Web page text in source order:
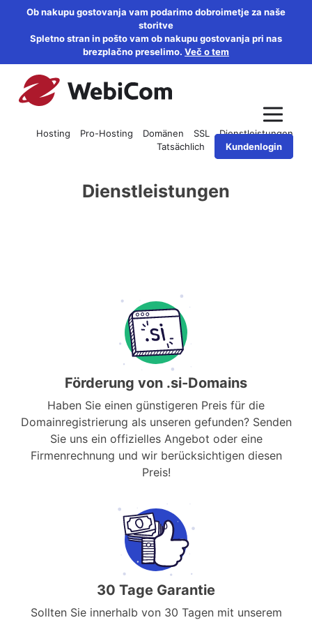
Ob nakupu gostovanja vam podarimo dobroimetje za naše
storitve
Spletno stran in pošto vam ob nakupu gostovanja pri nas
brezplačno preselimo. Več o tem
Hosting Pro-Hosting Domänen SSL
Dienstleistungen
Tatsächlich
Kundenlogin
Dienstleistungen
Förderung von .si-Domains
Haben Sie einen günstigeren Preis für die
Domainregistrierung als unseren gefunden? Senden
Sie uns ein offizielles Angebot oder eine
Firmenrechnung und wir berücksichtigen diesen
Preis!
30 Tage Garantie
Sollten Sie innerhalb von 30 Tagen mit unserem